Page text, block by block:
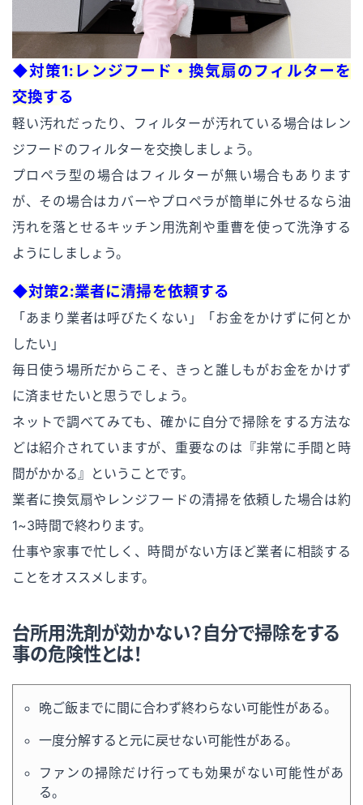
◆対策1:レンジフード・換気扇のフィルターを
交換する
軽い汚れだったり、フィルターが汚れている場合はレン
ジフードのフィルターを交換しましょう。
プロペラ型の場合はフィルターが無い場合もあります
が、その場合はカバーやプロペラが簡単に外せるなら油
汚れを落とせるキッチン用洗剤や重曹を使って洗浄する
ようにしましょう。
◆対策2:業者に清掃を依頼する
「あまり業者は呼びたくない」「お金をかけずに何とか
したい」
毎日使う場所だからこそ、きっと誰しもがお金をかけず
に済ませたいと思うでしょう。
ネットで調べてみても、確かに自分で掃除をする方法な
どは紹介されていますが、重要なのは『非常に手間と時
間がかかる』ということです。
業者に換気扇やレンジフードの清掃を依頼した場合は約
1~3時間で終わります。
仕事や家事で忙しく、時間がない方ほど業者に相談する
ことをオススメします。
台所用洗剤が効かない？自分で掃除をする
事の危険性とは！
晩ご飯までに間に合わず終わらない可能性がある。
一度分解すると元に戻せない可能性がある。
ファンの掃除だけ行っても効果がない可能性があ
る。